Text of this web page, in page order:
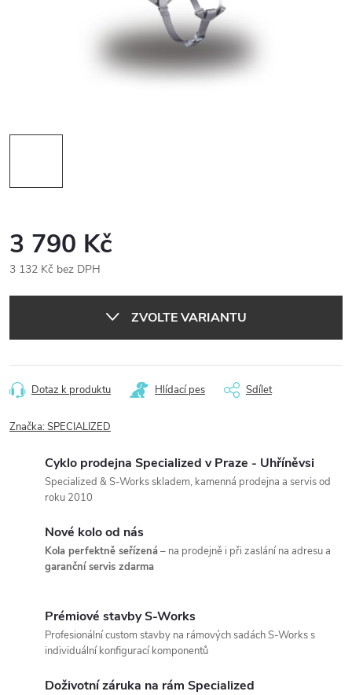
3 790 Kč
3 132 Kč bez DPH
ZVOLTE VARIANTU
Dotaz k produktu Hlídací pes Sdílet
Značka:SPECIALIZED
Cyklo prodejna Specialized v Praze - Uhříněvsi
Specialized & S-Works skladem, kamenná prodejna a servis od
roku 2010
Nové kolo od nás
Kola perfektně seřízená– na prodejně i při zaslání na adresu a
garanční servis zdarma
Prémiové stavby S-Works
Profesionální custom stavby na rámových sadách S-Works s
individuální konfigurací komponentů
Doživotní záruka na rám Specialized